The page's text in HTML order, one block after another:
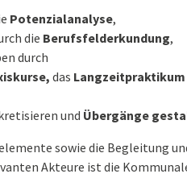
Potenzialanalyse,
die Berufsfelderkundung,
durch
das Langzeitpraktikum
und Übergänge
sowie die Begleitung
Akteure ist die